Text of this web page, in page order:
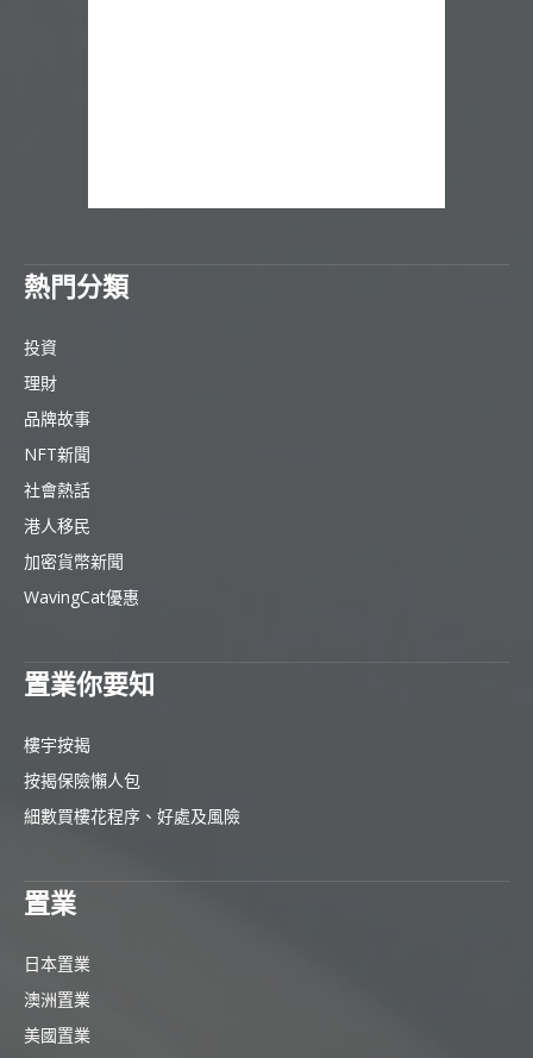
熱門分類
投資
理財
品牌故事
NFT新聞
社會熱話
港人移民
加密貨幣新聞
WavingCat優惠
置業你要知
樓宇按揭
按揭保險懶人包
細數買樓花程序、好處及風險
置業
日本置業
澳洲置業
美國置業